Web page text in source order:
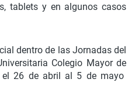
tablets y en algunos casos
dentro de las Jornadas del
Colegio Mayor de
el 26 de abril al 5 de mayo